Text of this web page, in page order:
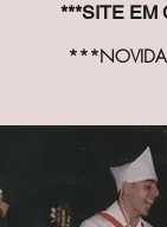
***SITE EM